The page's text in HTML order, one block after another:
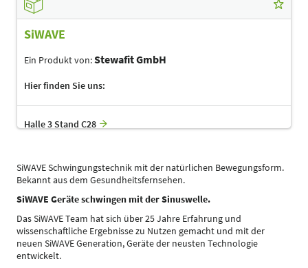
SiWAVE
Ein Produkt von:Stewafit GmbH
Hier finden Sie uns:
Halle 3 Stand C28
SiWAVE Schwingungstechnik mit der natürlichen Bewegungsform.
Bekannt aus dem Gesundheitsfernsehen.
SiWAVE Geräte schwingen mit der Sinuswelle.
Das SiWAVE Team hat sich über 25 Jahre Erfahrung und
wissenschaftliche Ergebnisse zu Nutzen gemacht und mit der
neuen SiWAVE Generation, Geräte der neusten Technologie
entwickelt.